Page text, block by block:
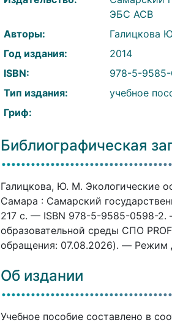
ЭБС АСВ
Авторы:
Галицкова
Год издания:
2014
ISBN:
978-5-
Тип издания:
учебное
Гриф:
Библиографическая
Галицкова, Ю. М. Экологические
Самара : Самарский
217 c. — ISBN 978-5-9585-0598-2.
образовательной среды СПО
обращения: 07.08.2026). — Режим
Об издании
Учебное пособие составлено в